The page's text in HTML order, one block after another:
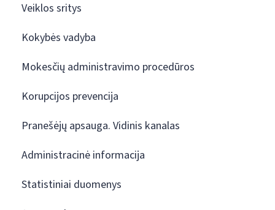
Veiklos sritys
Kokybės vadyba
Mokesčių administravimo procedūros
Korupcijos prevencija
Pranešėjų apsauga. Vidinis kanalas
Administracinė informacija
Statistiniai duomenys